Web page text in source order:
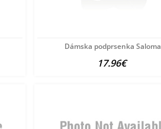
Dámska podprsenka Saloma
17.96€